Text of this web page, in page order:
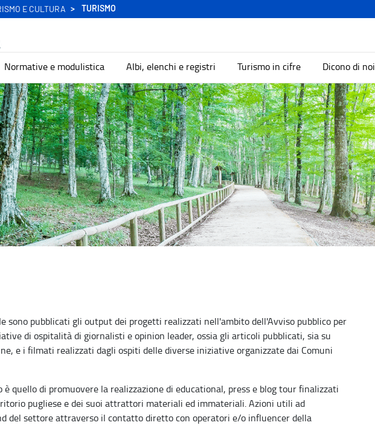
E CULTURA TURISMO
Normative e modulistica Albi, elenchi e registri Turismo in cifre Dicono di noi
sono pubblicati gli output dei progetti realizzati nell'ambito dell'Avviso pubblico per
di ospitalità di giornalisti e opinion leader, ossia gli articoli pubblicati, sia su
e i filmati realizzati dagli ospiti delle diverse iniziative organizzate dai Comuni
quello di promuovere la realizzazione di educational, press e blog tour finalizzati
pugliese e dei suoi attrattori materiali ed immateriali. Azioni utili ad
del settore attraverso il contatto diretto con operatori e/o influencer della